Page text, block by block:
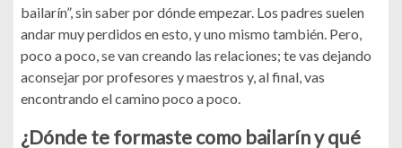
bailarín”, sin saber por dónde empezar. Los padres suelen
andar muy perdidos en esto, y uno mismo también. Pero,
poco a poco, se van creando las relaciones; te vas dejando
aconsejar por profesores y maestros y, al final, vas
encontrando el camino poco a poco.
¿Dónde te formaste como bailarín y qué